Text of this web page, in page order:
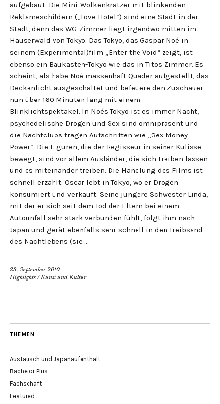
aufgebaut. Die Mini-Wolkenkratzer mit blinkenden
Reklameschildern („Love Hotel“) sind eine Stadt in der
Stadt, denn das WG-Zimmer liegt irgendwo mitten im
Häuserwald von Tokyo. Das Tokyo, das Gaspar Noé in
seinem (Experimental)film „Enter the Void“ zeigt, ist
ebenso ein Baukasten-Tokyo wie das in Titos Zimmer. Es
scheint, als habe Noé massenhaft Quader aufgestellt, das
Deckenlicht ausgeschaltet und befeuere den Zuschauer
nun über 160 Minuten lang mit einem
Blinklichtspektakel. In Noés Tokyo ist es immer Nacht,
psychedelische Drogen und Sex sind omnipräsent und
die Nachtclubs tragen Aufschriften wie „Sex Money
Power“. Die Figuren, die der Regisseur in seiner Kulisse
bewegt, sind vor allem Ausländer, die sich treiben lassen
und es miteinander treiben. Die Handlung des Films ist
schnell erzählt: Oscar lebt in Tokyo, wo er Drogen
konsumiert und verkauft. Seine jüngere Schwester Linda,
mit der er sich seit dem Tod der Eltern bei einem
Autounfall sehr stark verbunden fühlt, folgt ihm nach
Japan und gerät ebenfalls sehr schnell in den Treibsand
des Nachtlebens (sie …
23. September 2010
Highlights /Kunst und Kultur
THEMEN
Austausch und Japanaufenthalt
Bachelor Plus
Fachschaft
Featured